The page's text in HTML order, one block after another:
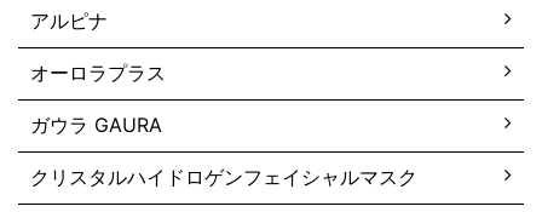
アルピナ
オーロラプラス
ガウラ GAURA
クリスタルハイドロゲンフェイシャルマスク